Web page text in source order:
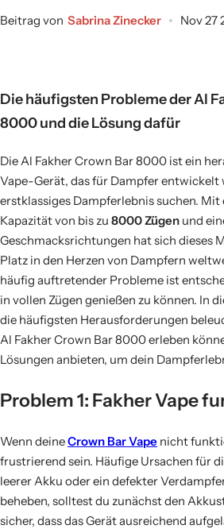
Beitrag von Sabrina Zinecker Nov 27
Die häufigsten Probleme der Al
8000 und die Lösung dafür
Die Al Fakher Crown Bar 8000 ist ein
Vape-Gerät, das für Dampfer entwickelt
erstklassiges Dampferlebnis suchen.
Kapazität von bis zu 8000 Zügen und
Geschmacksrichtungen hat sich dieses
Platz in den Herzen von Dampfern
häufig auftretender Probleme ist
in vollen Zügen genießen zu können. In
die häufigsten Herausforderungen
Al Fakher Crown Bar 8000 erleben
Lösungen anbieten, um dein
Problem 1: Fakher Vape
Wenn deineCrown Bar Vape nicht
frustrierend sein. Häufige Ursachen für
leerer Akku oder ein defekter
beheben, solltest du zunächst den
sicher, dass das Gerät ausreichend